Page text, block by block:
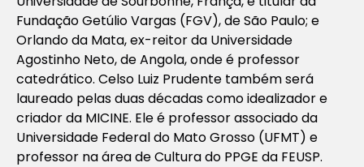
Fundação Getúlio Vargas (FGV), de São Paulo; e
Orlando da Mata, ex-reitor da Universidade
Agostinho Neto, de Angola, onde é professor
catedrático. Celso Luiz Prudente também será
laureado pelas duas décadas como idealizador e
criador da MICINE. Ele é professor associado da
Universidade Federal do Mato Grosso (UFMT) e
professor na área de Cultura do PPGE da FEUSP.